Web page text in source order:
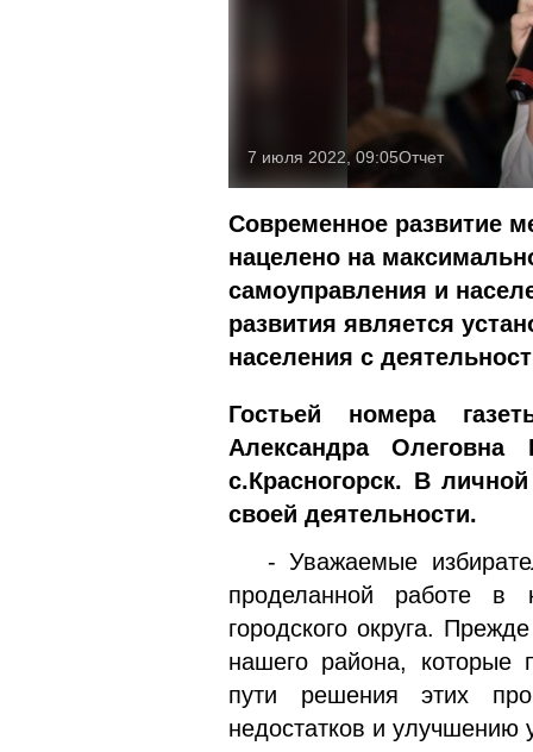
7 июля 2022, 09:05Отчет
Современное развитие
нацелено на
самоуправления и
развития является
населения с
Гостьей номера
Александра
с.Красногорск. В
своей деятельности.
- Уважаемые
проделанной работе в
городского округа.
нашего района, которые
пути решения этих
недостатков и улучшению